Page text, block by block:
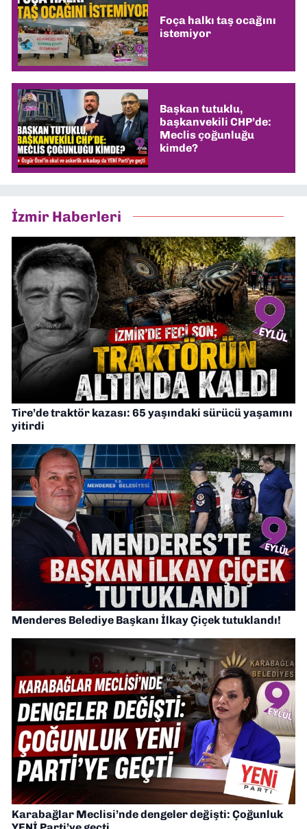
Foça halkı taş ocağını
istemiyor
Başkan tutuklu,
başkanvekili CHP’de:
Meclis çoğunluğu
kimde?
İzmir Haberleri
Tire’de traktör kazası: 65 yaşındaki sürücü yaşamını
yitirdi
Menderes Belediye Başkanı İlkay Çiçek tutuklandı!
Karabağlar Meclisi’nde dengeler değişti: Çoğunluk